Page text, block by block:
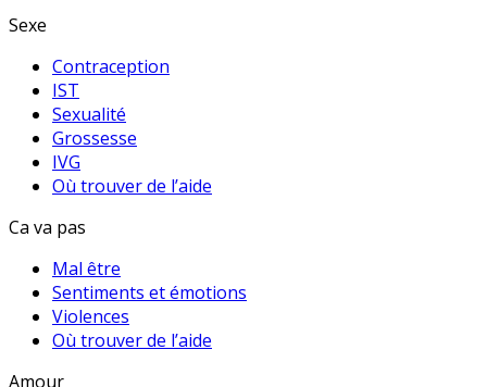
Sexe
Contraception
IST
Sexualité
Grossesse
IVG
Où trouver de l’aide
Ca va pas
Mal être
Sentiments et émotions
Violences
Où trouver de l’aide
Amour